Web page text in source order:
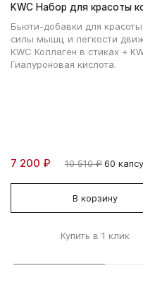
KWC Набор для красоты
Бьюти-добавки для
силы мышц и легкости
KWC Коллаген в стиках +
Гиалуроновая кислота.
7 200 ₽ 10 510 ₽60
В корзину
Купить в 1 клик